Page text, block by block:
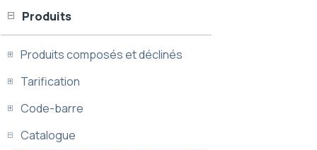
Produits
Produits composés et déclinés
Tarification
Code-barre
Catalogue